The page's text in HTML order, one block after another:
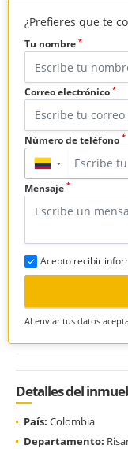
¿Prefieres que te
Tu nombre *
Correo electrónico *
Número de teléfono *
▼
Mensaje *
Acepto recibir
Al enviar tus datos
Detalles del
País: Colombia
Departamento: